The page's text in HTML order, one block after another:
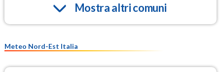
Mostra altri comuni
Meteo Nord-Est Italia